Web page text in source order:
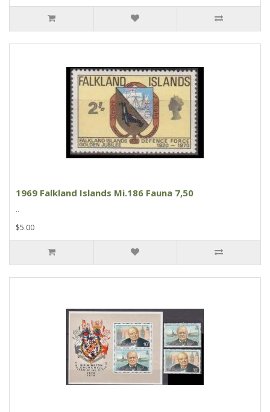
1969 Falkland Islands Mi.186 Fauna 7,50
..
$5.00